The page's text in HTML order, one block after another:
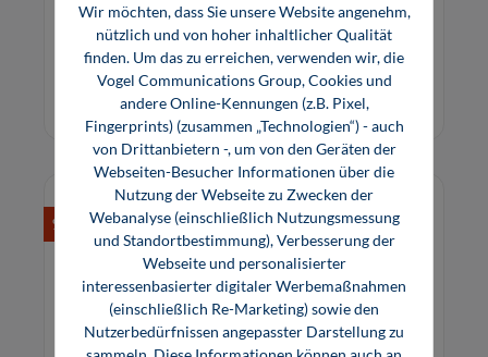
Validierungsaufgaben Klarheit über Methoden,
Vorgehensweisen und Standardbegriffe. Im Buch
werden diese aufgelistet, beschrieben und mit
Beispielen veranschaulicht.
9,80 €*
39,80 €*
E-Book (PDF)
%
Wir möchten, dass Sie unsere Website angenehm,
nützlich und von hoher inhaltlicher Qualität
finden. Um das zu erreichen, verwenden wir, die
Vogel Communications Group, Cookies und
andere Online-Kennungen (z.B. Pixel,
Fingerprints) (zusammen „Technologien“) - auch
von Drittanbietern -, um von den Geräten der
Webseiten-Besucher Informationen über die
Nutzung der Webseite zu Zwecken der
Webanalyse (einschließlich Nutzungsmessung
und Standortbestimmung), Verbesserung der
Webseite und personalisierter
interessenbasierter digitaler Werbemaßnahmen
(einschließlich Re-Marketing) sowie den
Nutzerbedürfnissen angepasster Darstellung zu
sammeln. Diese Informationen können auch an